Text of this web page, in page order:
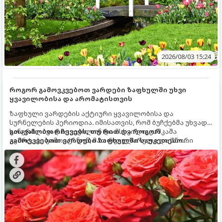
2026/08/03 15:24
როგორ გამოვკვებოთ ვარდები ზაფხულში უხვი
ყვავილობისა და არომატისთვის
ზაფხული ვარდების აქტიური ყვავილობისა და
სურნელების პერიოდია. იმისათვის, რომ ბუჩქებმა უხვად,
ხანგრძლივად იყვავილონ და მსხვილი, კაშკაშა
კვირტები გამოიტანონ, მათ რეგულარული და სწორი
გამოკვება სჭირდებათ. ზაფხულის პერიოდში მცენარის
მოთხოვნილებები იცვლება, ამიტომ მნიშვნელოვანია
ვიცოდეთ, რომელი სასუქები გამოიყენება ამ დროს.
გთავაზობთ რჩევებს, თუ რით და როგორ
გამოვკვებოთ ვარდები ზაფხულში საუკეთესო
შედეგის მისაღწევად: